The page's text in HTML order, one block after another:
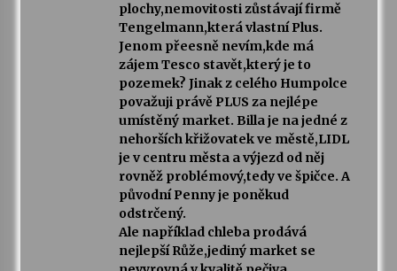
plochy,nemovitosti zůstávají firmě
Tengelmann,která vlastní Plus.
Jenom přeesně nevím,kde má
zájem Tesco stavět,který je to
pozemek? Jinak z celého Humpolce
považuji právě PLUS za nejlépe
umístěný market. Billa je na jedné z
nehorších křižovatek ve městě,LIDL
je v centru města a výjezd od něj
rovněž problémový,tedy ve špičce. A
původní Penny je poněkud
odstrčený.
Ale například chleba prodává
nejlepší Růže,jediný market se